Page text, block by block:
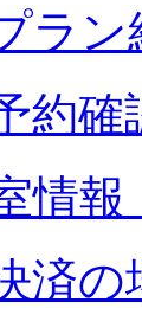
ラ
約確
情
済の